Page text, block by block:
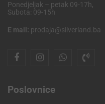
Ponedjeljak – petak 09-17h,
Subota: 09-15h
E mail: prodaja@silverland.ba
Poslovnice